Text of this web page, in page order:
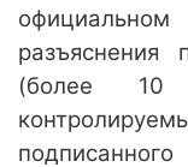
разъяснения
(более 10